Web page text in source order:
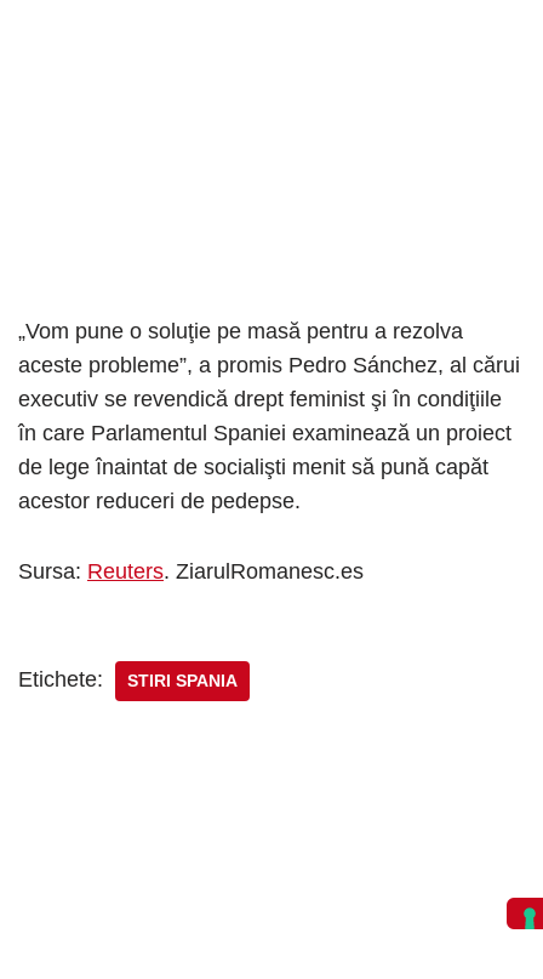
„Vom pune o soluţie pe masă pentru a rezolva
aceste probleme”, a promis Pedro Sánchez, al cărui
executiv se revendică drept feminist şi în condiţiile
în care Parlamentul Spaniei examinează un proiect
de lege înaintat de socialişti menit să pună capăt
acestor reduceri de pedepse.
Sursa: Reuters. ZiarulRomanesc.es
Etichete: STIRI SPANIA